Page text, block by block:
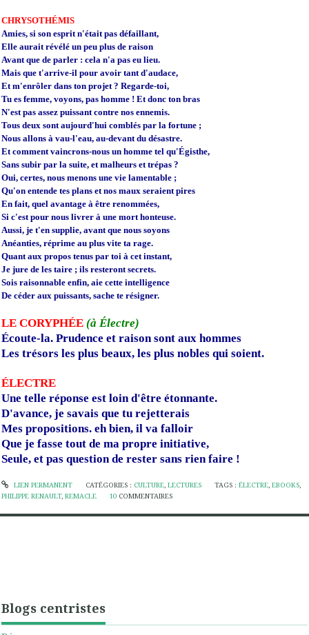
Blogs centristes
CHRYSOTHÉMIS
Amies, si son esprit n'était pas défaillant,
Elle aurait révélé un peu plus de raison
Avant que de parler : cela n'a pas eu lieu.
Mais que t'arrive-il pour avoir tant d'audace,
Et m'enrôler dans ton projet ? Regarde-toi,
Tu es femme, voyons, pas homme ! Et donc ton bras
N'est pas assez puissant contre nos ennemis.
Tous deux sont aujourd'hui comblés par la fortune ;
Nous allons à vau-l'eau, au-devant du désastre.
Et comment vaincrons-nous un homme tel qu'Égisthe,
Sans subir par la suite, et malheurs et trépas ?
Oui, certes, nous menons une vie lamentable ;
Qu'on entende tes plans et nos maux seraient pires
En fait, quel avantage à être renommées,
Si c'est pour nous livrer à une mort honteuse.
Aussi, je t'en supplie, avant que nous soyons
Anéanties, réprime au plus vite ta rage.
Quant aux propos tenus par toi à cet instant,
Je jure de les taire ; ils resteront secrets.
Sois raisonnable enfin, aie cette intelligence
De céder aux puissants, sache te résigner.
LE CORYPHÉE (à Électre)
Écoute-la. Prudence et raison sont aux hommes
Les trésors les plus beaux, les plus nobles qui soient.
ÉLECTRE
Une telle réponse est loin d'être étonnante.
D'avance, je savais que tu rejetterais
Mes propositions. eh bien, il va falloir
Que je fasse tout de ma propre initiative,
Seule, et pas question de rester sans rien faire !
LIEN PERMANENT CATÉGORIES : CULTURE, LECTURES TAGS :ÉLECTRE,EBOOKS,
PHILIPPE RENAULT, REMACLE 10 COMMENTAIRES